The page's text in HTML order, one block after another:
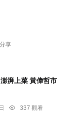
享
湃上菜 黃偉哲市
337 觀看